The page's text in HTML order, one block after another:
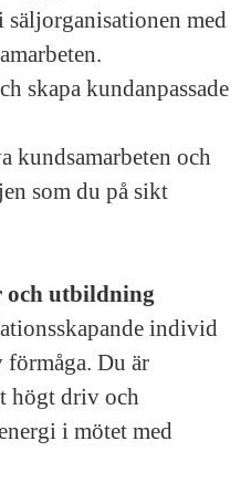
med
skapa kundanpassade
kundsamarbeten och
som du på sikt
och utbildning
individ
Du är
högt driv och
i mötet med